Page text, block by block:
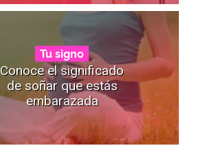
Tu signo
Conoce el significado
de soñar que estás
embarazada